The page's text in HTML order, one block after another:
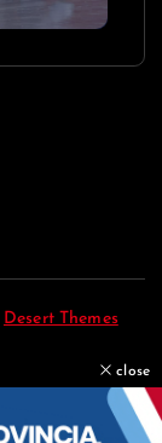
Desert Themes
close